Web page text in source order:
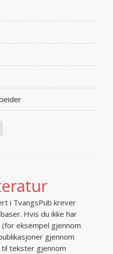
i TvangsPub krever
Hvis du ikke har
eksempel gjennom
gjennom
tekster gjennom